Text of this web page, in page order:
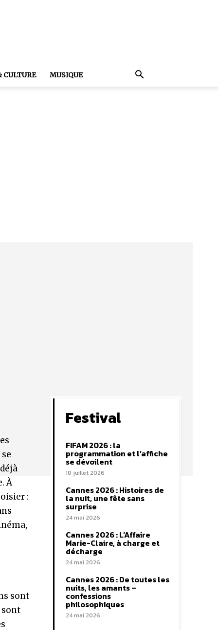
CULTURE MUSIQUE
À
:
sont
sont
Festival
FIFAM 2026 : la
programmation et l’affiche
se dévoilent
10 juillet 2026
Cannes 2026 : Histoires de
la nuit, une fête sans
surprise
24 mai 2026
Cannes 2026 : L’Affaire
Marie-Claire, à charge et
décharge
24 mai 2026
Cannes 2026 : De toutes les
nuits, les amants –
confessions
philosophiques
24 mai 2026